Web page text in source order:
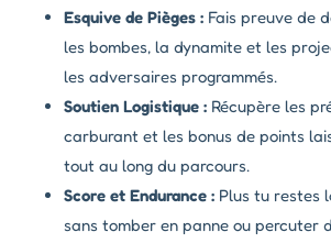
Esquive de Pièges : Fais preuve de
les bombes, la dynamite et les
les adversaires programmés.
Soutien Logistique : Récupère les
carburant et les bonus de points
tout au long du parcours.
Score et Endurance : Plus tu restes
sans tomber en panne ou percuter